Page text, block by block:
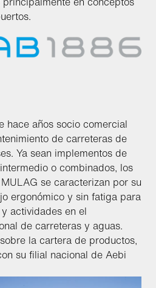
hace años socio comercial
de carreteras de
Ya sean implementos de
o combinados, los
se caracterizan por su
ergonómico y sin fatiga para
actividades en el
de carreteras y aguas.
la cartera de productos,
su filial nacional de Aebi